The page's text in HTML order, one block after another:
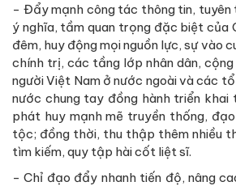
- Đẩy mạnh công tác thông tin, tuyên
ý nghĩa, tầm quan trọng đặc biệt của
đêm, huy động mọi nguồn lực, sự vào
chính trị, các tầng lớp nhân dân, cộng
người Việt Nam ở nước ngoài và các
nước chung tay đồng hành triển khai
phát huy mạnh mẽ truyền thống,
tộc; đồng thời, thu thập thêm nhiều
tìm kiếm, quy tập hài cốt liệt sĩ.
- Chỉ đạo đẩy nhanh tiến độ, nâng